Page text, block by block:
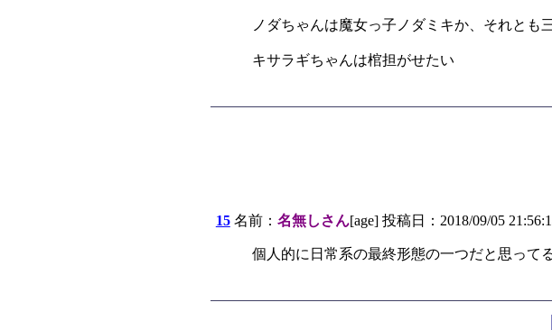
ノダちゃんは魔女っ子ノダミキか、それとも
キサラギちゃんは棺担がせたい
15名前： 名無しさん[age] 投稿日：2018/09/05
個人的に日常系の最終形態の一つだと思って